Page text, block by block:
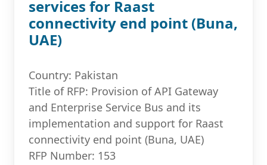
services for Raast
connectivity end point (Buna,
UAE)
Country: Pakistan
Title of RFP: Provision of API Gateway
and Enterprise Service Bus and its
implementation and support for Raast
connectivity end point (Buna, UAE)
RFP Number: 153